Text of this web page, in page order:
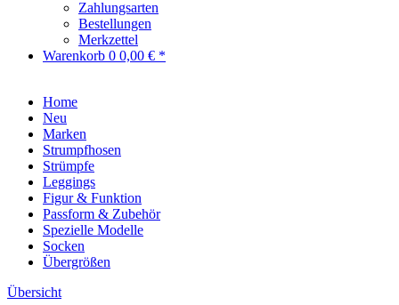
Zahlungsarten
Bestellungen
Merkzettel
Warenkorb 0 0,00 € *
Home
Neu
Marken
Strumpfhosen
Strümpfe
Leggings
Figur & Funktion
Passform & Zubehör
Spezielle Modelle
Socken
Übergrößen
Übersicht